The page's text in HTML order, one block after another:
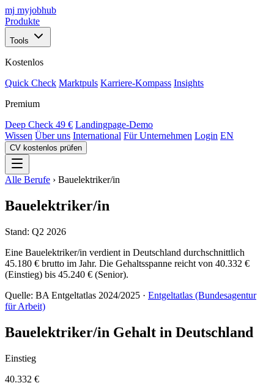
mj myjobhub
Produkte
Tools
Kostenlos
Quick Check Marktpuls Karriere-Kompass Insights
Premium
Deep Check 49 € Landingpage-Demo
Wissen Über uns International Für Unternehmen Login EN
CV kostenlos prüfen
Alle Berufe › Bauelektriker/in
Bauelektriker/in
Stand: Q2 2026
Eine Bauelektriker/in verdient in Deutschland durchschnittlich
45.180 € brutto im Jahr. Die Gehaltsspanne reicht von 40.332 €
(Einstieg) bis 45.240 € (Senior).
Quelle: BA Entgeltatlas 2024/2025 · Entgeltatlas (Bundesagentur
für Arbeit)
Bauelektriker/in Gehalt in Deutschland
Einstieg
40.332 €